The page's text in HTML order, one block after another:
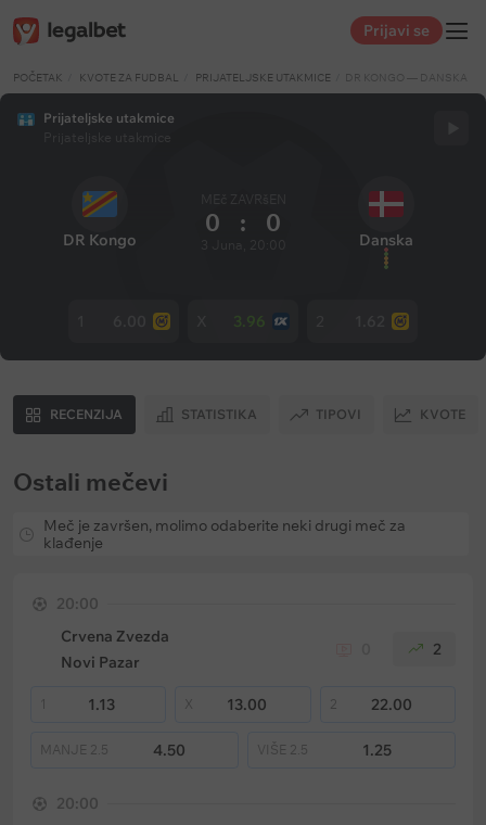
Prijavi se
POČETAK KVOTE ZA FUDBAL PRIJATELJSKE UTAKMICE DR KONGO — DANSKA
Prijateljske utakmice
DR Kongo
0 : 0
Danska
3.96
RECENZIJA STATISTIKA TIPOVI KVOTE
Ostali mečevi
Meč je završen, molimo odaberite neki drugi meč za
klađenje
20:00
Crvena Zvezda
Novi Pazar
2
1 1.13 13.00 2 22.00
MANJE 2.5 4.50 VIŠE 2.5 1.25
20:00